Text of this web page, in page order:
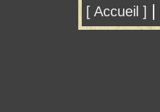
[ Accueil ] |